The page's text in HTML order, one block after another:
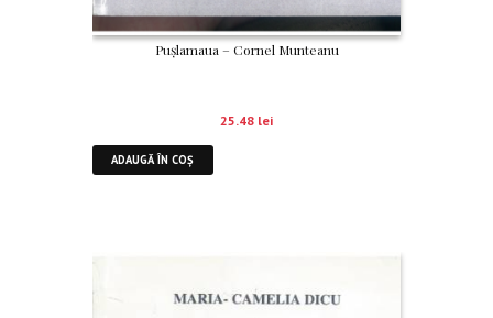
Pușlamaua – Cornel Munteanu
25.48 lei
ADAUGĂ ÎN COȘ